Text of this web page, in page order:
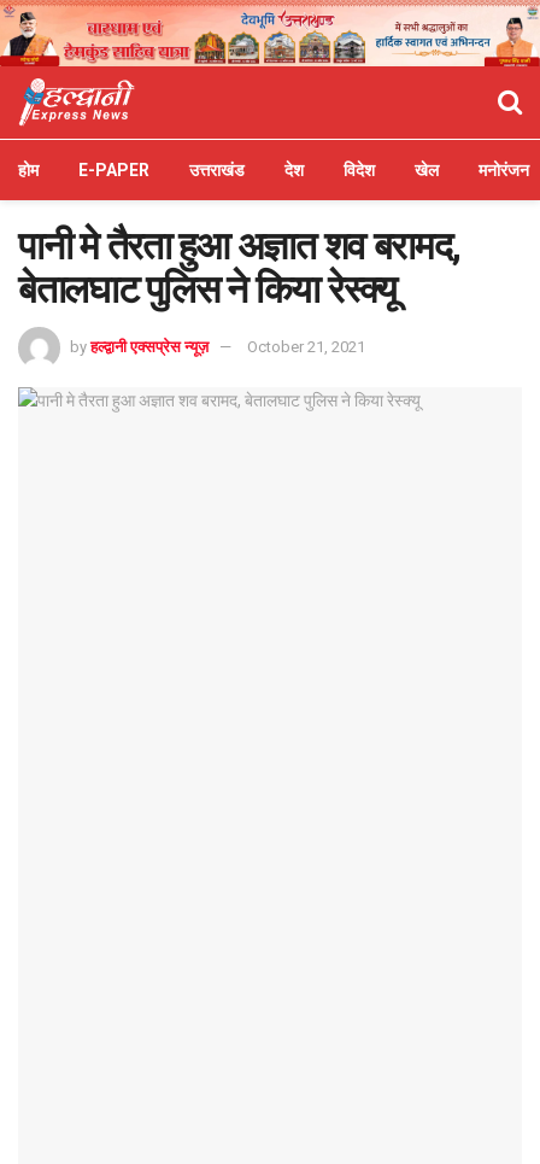
होम E-PAPER उत्तराखंड देश विदेश खेल मनोरंजन
पानी मे तैरता हुआ अज्ञात शव बरामद,
बेतालघाट पुलिस ने किया रेस्क्यू
by हल्द्वानी एक्सप्रेस न्यूज़ October 21, 2021